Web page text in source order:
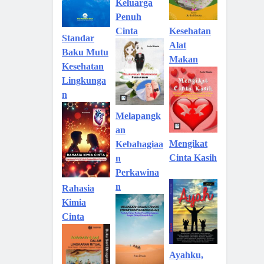
Standar
Baku Mutu
Kesehatan
Lingkunga
n
Rahasia
Kimia
Cinta
Keluarga
Penuh
Cinta
Melapangk
an
Kebahagiaa
n
Perkawina
n
Kesehatan
Alat
Makan
Mengikat
Cinta Kasih
Ayahku,